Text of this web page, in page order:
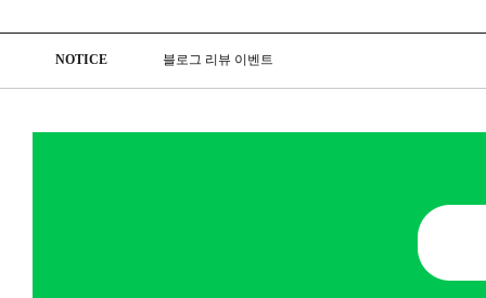
NOTICE 블로그 리뷰 이벤트